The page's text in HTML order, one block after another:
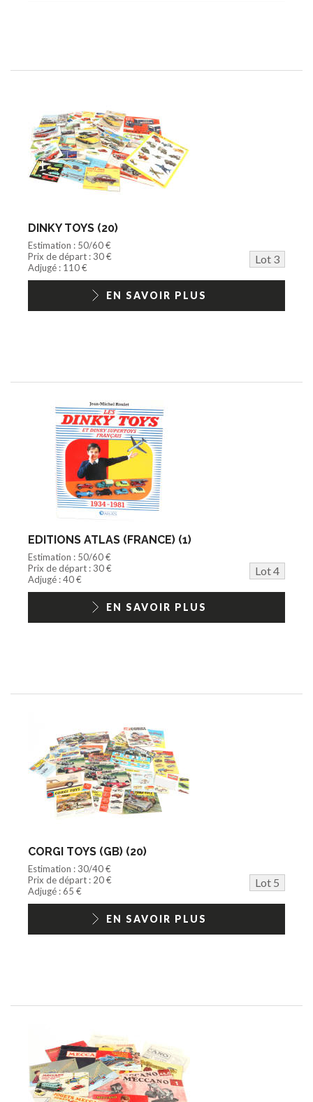
DINKY TOYS (20)
Estimation : 50/60 €
Prix de départ : 30 €
Lot 3
Adjugé : 110 €
EN SAVOIR PLUS
EDITIONS ATLAS (FRANCE) (1)
Estimation : 50/60 €
Prix de départ : 30 €
Lot 4
Adjugé : 40 €
EN SAVOIR PLUS
CORGI TOYS (GB) (20)
Estimation : 30/40 €
Prix de départ : 20 €
Lot 5
Adjugé : 65 €
EN SAVOIR PLUS